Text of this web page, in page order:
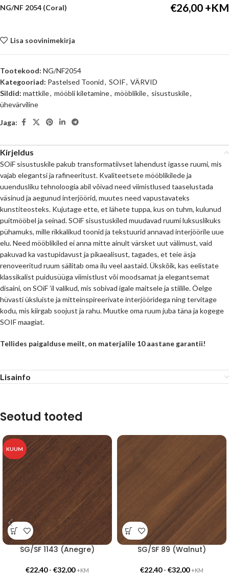
NG/NF 2054 (Coral)
€26,00
Lisa soovinimekirja
Tootekood: NG/NF2054
Kategooriad: Pastelsed Toonid, SOIF, VÄRVID
Sildid: mattkile, mööbli kiletamine, mööblikile, sisustuskile,
ühevärviline
Jaga:
Kirjeldus
SOiF sisustuskile pakub transformatiivset lahendust igasse ruumi, mis
vajab elegantsi ja rafineeritust. Kvaliteetsete mööblikilede ja
uuendusliku tehnoloogia abil võivad need viimistlused taaselustada
väsinud ja aegunud interjöörid, muutes need vapustavateks
kunstiteosteks. Kujutage ette, et lähete tuppa, kus on tuhm, kulunud
puitmööbel ja seinad. SOiF sisustuskiled muudavad ruumi luksuslikuks
pühamuks, mille rikkalikud toonid ja tekstuurid annavad interjöörile uue
elu. Need mööblikiled ei anna mitte ainult värsket uut välimust, vaid
pakuvad ka vastupidavust ja pikaealisust, tagades, et teie äsja
renoveeritud ruum säilitab oma ilu veel aastaid. Ükskõik, kas eelistate
klassikalist puidusüüga viimistlust või moodsamat ja elegantsemat
disaini, on SOiF ’il valikud, mis sobivad igale maitsele ja stiilile. Öelge
hüvasti üksluiste ja mitteinspireerivate interjööridega ning tervitage
kodu, mis kiirgab soojust ja rahu. Muutke oma ruum juba täna ja kogege
SOIF maagiat.
Tellides paigalduse meilt, on materjalile 10 aastane garantii!
Lisainfo
Seotud tooted
KUUM
SG/SF 1143 (Anegre)
€22,40- €32,00 +KM
SG/SF 89 (Walnut)
€22,40- €32,00 +KM